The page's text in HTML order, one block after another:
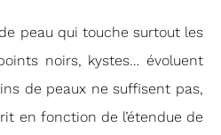
peau qui touche surtout les
noirs, kystes… évoluent
de peaux ne suffisent pas,
en fonction de l’étendue de